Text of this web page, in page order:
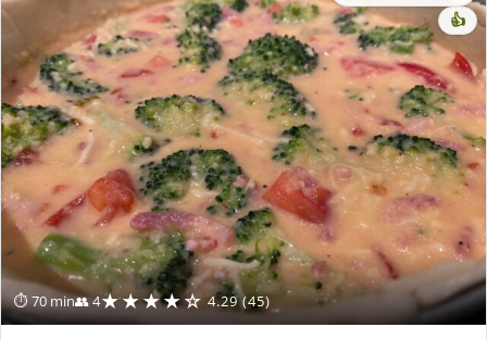
⏱ 70 min👥 4★★★★☆ 4.29 (45)
👍